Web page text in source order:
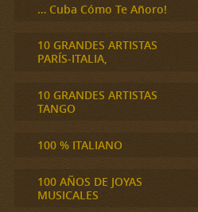
… Cuba Cómo Te Añoro!
10 GRANDES ARTISTAS
PARÍS-ITALIA,
10 GRANDES ARTISTAS
TANGO
100 % ITALIANO
100 AÑOS DE JOYAS
MUSICALES